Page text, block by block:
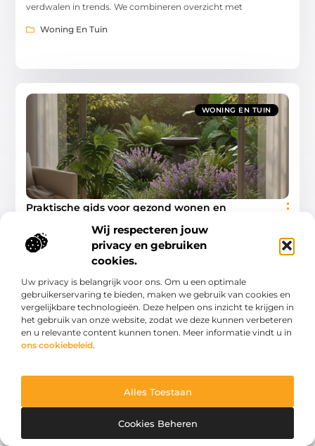
Wij respecteren jouw
privacy en gebruiken
cookies.
Uw privacy is belangrijk voor ons. Om u een optimale
gebruikerservaring te bieden, maken we gebruik van cookies en
vergelijkbare technologieën. Deze helpen ons inzicht te krijgen in
het gebruik van onze website, zodat we deze kunnen verbeteren
en u relevante content kunnen tonen. Meer informatie vindt u in
ons cookiebeleid.
Alles Toestaan
Cookies Beheren
verdwalen in trends. We combineren overzicht met
Woning En Tuin
WONING EN TUIN
Praktische gids voor gezond wonen en
Creëer een gezonde oase: uw complete gids voor huis en tuin
Een gezond en gelukkig leven begint thuis. Onze
leefomgeving heeft een diepgaande invloed op
Woning En Tuin